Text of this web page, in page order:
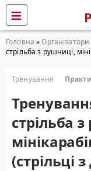
Головна »Організатори
стрільба з рушниці,
Тренування
стрільба
(стрільці